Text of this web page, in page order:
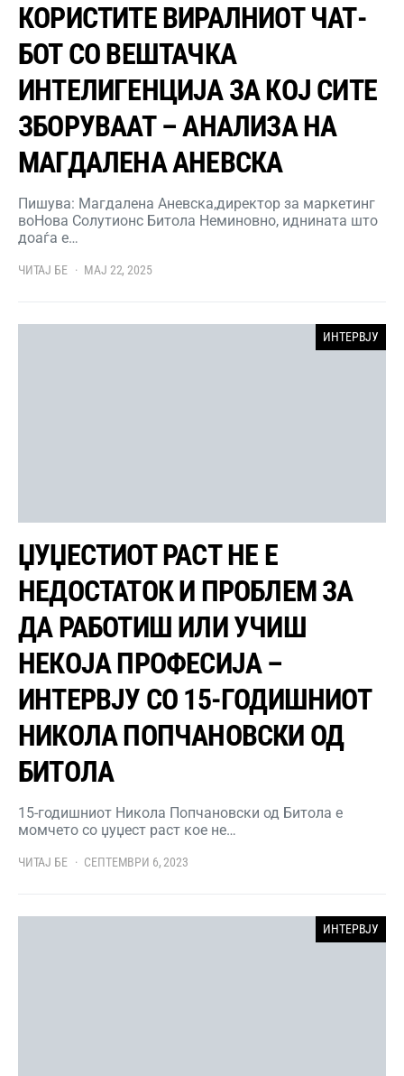
КОРИСТИТЕ ВИРАЛНИОТ ЧАТ-
БОТ СО ВЕШТАЧКА
ИНТЕЛИГЕНЦИЈА ЗА КОЈ СИТЕ
ЗБОРУВААТ – АНАЛИЗА НА
МАГДАЛЕНА АНЕВСКА
Пишува: Магдалена Аневска,директор за маркетинг
воНова Солутионс Битола Неминовно, иднината што
доаѓа е…
ЧИТАЈ БЕ МАЈ 22, 2025
ИНТЕРВЈУ
ЏУЏЕСТИОТ РАСТ НЕ Е
НЕДОСТАТОК И ПРОБЛЕМ ЗА
ДА РАБОТИШ ИЛИ УЧИШ
НЕКОЈА ПРОФЕСИЈА –
ИНТЕРВЈУ СО 15-ГОДИШНИОТ
НИКОЛА ПОПЧАНОВСКИ ОД
БИТОЛА
15-годишниот Никола Попчановски од Битола е
момчето со џуџест раст кое не…
ЧИТАЈ БЕ СЕПТЕМВРИ 6, 2023
ИНТЕРВЈУ